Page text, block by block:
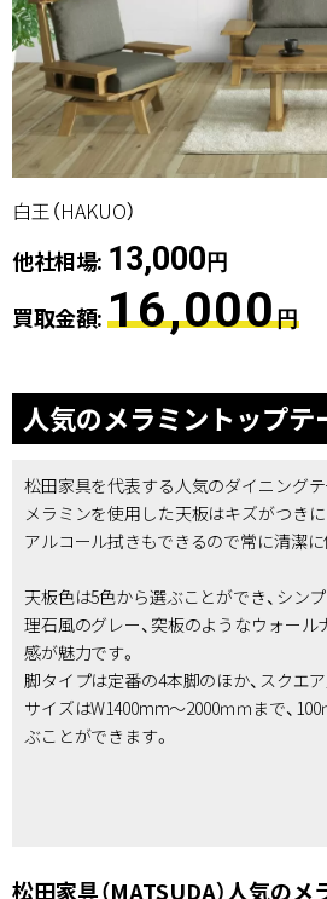
白王（HAKUO）
他社相場: 13,000円
買取金額:16,000円
人気のメラミントップテ
松田家具を代表する人気のダイニングテ
メラミンを使用した天板はキズがつきに
アルコール拭きもできるので常に清潔に
天板色は5色から選ぶことができ、シン
理石風のグレー、突板のようなウォール
感が魅力です。
脚タイプは定番の4本脚のほか、スクエ
サイズはW1400mm～2000ｍｍまで、
ぶことができます。
松田家具（MATSUDA）人気の